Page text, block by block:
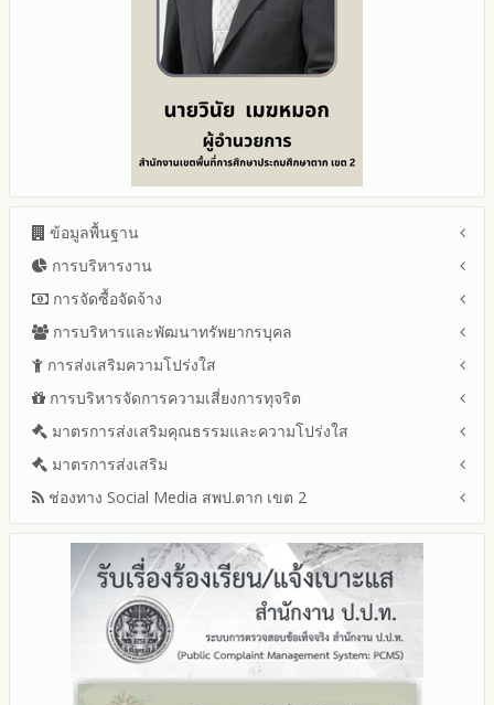
ข้อมูลพื้นฐาน
โครงสร้าง หน้าที่และอำนาจ
ข้อมูลผู้บริหาร
ข้อมูลการติดต่อและ ช่องทางการสอบถาม
นโยบายคุ้มครองข้อมูลส่วนบุคคล
ข่าวประชาสัมพันธ์
ข่าวสารพัฒนาสำนักงานเกี่ยวข้องกับแนวทางส่งเสริมความ
การบริหารงาน
แผนยุทธศาสตร์หรือแผนพัฒนาสำนักงานเขตพื้นที่การศึกษา
แผนและความก้าวหน้าในการดำเนินงานและการใช้งบประมาณ
ปีงบประมาณ 2569
ปีงบประมาณ 2568
ปีงบประมาณ 2567
ปีงบประมาณ 2566
รายงานผลการดำเนินงานประจำปี
รายงานผลปี 2568
รายงานผลปี 2567
รายงานผลปี 2566
รายงานผลปี 2565
รายงานผลปี 2564
คู่มือหรือแนวทางการปฏิบัติงานของเจ้าหน้าที่
คู่มือหรือแนวทางการขอรับบริการสำหรับผู้รับบริการหรือผู้มา
การจัดซื้อจัดจ้าง
สรุปผลการจัดซื้อจัดจ้างหรือการจัดหาพัสดุรายเดือน ประจำ
ปีงบประมาณ พ.ศ.2569 (แบบ สขร.1)
เขตพื้นที่การศึกษา ประจำปีงบประมาณ พ.ศ. 2568
การบริหารและพัฒนาทรัพยากรบุคล
หลักเกณฑ์และแผนการบริหารและพัฒนาทรัพยากรบุคลล ประจำ
ปีงบประมาณ พ.ศ.2569
รายงานผลการบริหารและพัฒนาทรัพยากรบุคคลประจำ
ปีงบประมาณ
ประมวลจริยธรรมและการขับเคลื่อนจริยธรรม
การส่งเสริมความโปร่งใส
แนวปฏิบัติการจัดการเรื่องร้องเรียนการทุจริตและประพฤติมิชอบ
ช่องทางแจ้งเรื่องร้องเรียนการทุจริตและประพฤติมิชอบ
ข้อมูลสถิติเรื่องร้องเรียนการทุจริตและประพฤติมิชอบ ประจำ
ปีงบประมาณ
การเปิดโอกาสให้มีส่วนร่วมในการดำเนินงานปีงบประมาณ
การบริหารจัดการความเสี่ยงการทุจริต
การขับเคลื่อนนโยบาย No Gift Policy จากการปฏิบัติหน้าที่และ
การเสริมสร้างรู้เกี่ยวกับหลักเกณฑ์การรับทรัพย์สินหรือประโยชน์อื่น
ใดโดยธรรมจรรยาของเจ้าพนักงานของรัฐ
การประเมินความเสี่ยงการทุจริต ในสำนักงานเขตพื้นที่การศึกษา
ประจำปีงบประมาณ
รายงานผลการดำเนินการตามแผนบริหารจัดการความเสี่ยงการ
ทุจริตของสำนักงานเขตพื้นที่การศึกษา ประจำงบประมาณ
มาตรการส่งเสริมคุณธรรมและความโปร่งใส
แผนปฏิบัติการป้องกันการทุจริตประจำปีงบประมาณ
2569
2568
2567
2566
2565
รายงานผลการดำเนินการป้องกันการทุจริตประจำปี
2568
มาตรการส่งเสริม
มาตรการเผยแพร่ข้อมูลต่อสาธารณะ
มาตรการส่งเสริมความโปร่งใสในการจัดซื้อจัดจ้าง
มาตราการจัดการเรื่องร้องเรียนการทุจริต
มาตรการป้องกันการรับสินบน
มาตรการป้องกันการขัดกันระหว่างผลประโยชน์ส่วนตนกับส่วนรวม
มาตรการตรวจสอบการใช้ดุลพินิจ
มาตราการให้ผู้มีส่วนได้ส่วนเสียมีส่วนร่วม
ช่องทาง Social Media สพป.ตาก เขต 2
Q&A / ชมเชย / เสนอแนะ
Facebook เพจ สพป.ตาก 2
Youtube ช่อง สพป.ตาก เขต 2
Youtube เรื่องเล่าข่าวตาก 2